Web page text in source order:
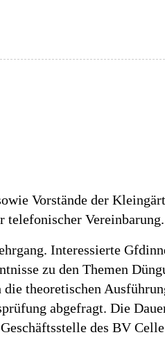
Vorstände der
telefonischer Vereinbarung.
Interessierte
zu den Themen
theoretischen
abgefragt. Die
des BV